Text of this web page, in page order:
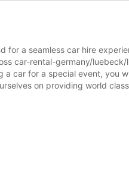
for a seamless car hire
car-rental-germany/
car for a special event, you
on providing world